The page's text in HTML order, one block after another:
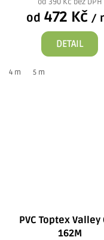
od 472 Kč /
DETAIL
4 m 5 m
PVC Toptex Valley
162M